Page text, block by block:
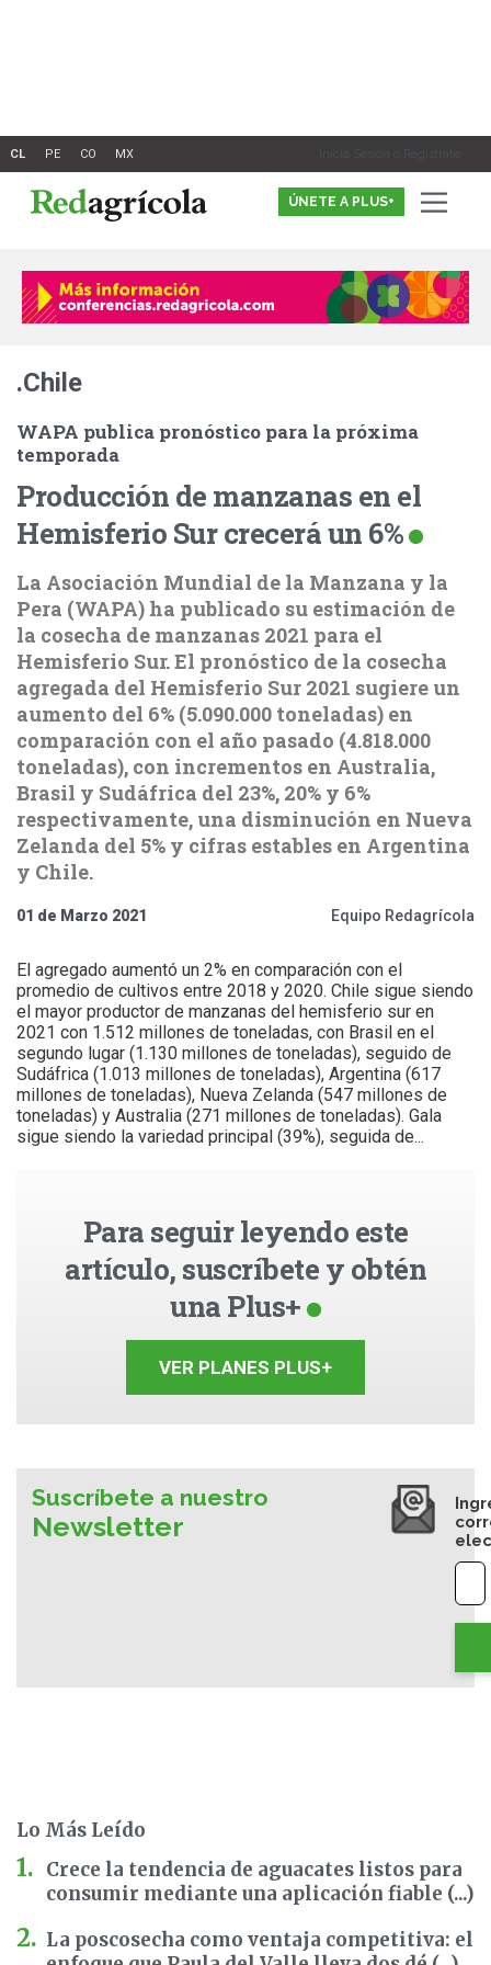
Inicia Sesión o Registrate
ÚNETE A PLUS+
.Chile
WAPA publica pronóstico para la próxima
temporada
Producción de manzanas en el
Hemisferio Sur crecerá un 6%
La Asociación Mundial de la Manzana y la
Pera (WAPA) ha publicado su estimación de
la cosecha de manzanas 2021 para el
Hemisferio Sur. El pronóstico de la cosecha
agregada del Hemisferio Sur 2021 sugiere un
aumento del 6% (5.090.000 toneladas) en
comparación con el año pasado (4.818.000
toneladas), con incrementos en Australia,
Brasil y Sudáfrica del 23%, 20% y 6%
respectivamente, una disminución en Nueva
Zelanda del 5% y cifras estables en Argentina
y Chile.
01 de Marzo 2021 Equipo Redagrícola
El agregado aumentó un 2% en comparación con el
promedio de cultivos entre 2018 y 2020. Chile sigue siendo
el mayor productor de manzanas del hemisferio sur en
2021 con 1.512 millones de toneladas, con Brasil en el
segundo lugar (1.130 millones de toneladas), seguido de
Sudáfrica (1.013 millones de toneladas), Argentina (617
millones de toneladas), Nueva Zelanda (547 millones de
toneladas) y Australia (271 millones de toneladas). Gala
sigue siendo la variedad principal (39%), seguida de...
Para seguir leyendo este
artículo, suscríbete y obtén
una Plus+
VER PLANES PLUS+
Suscríbete a nuestro
Newsletter
Lo Más Leído
Crece la tendencia de aguacates listos para
consumir mediante una aplicación fiable (...)
La poscosecha como ventaja competitiva: el